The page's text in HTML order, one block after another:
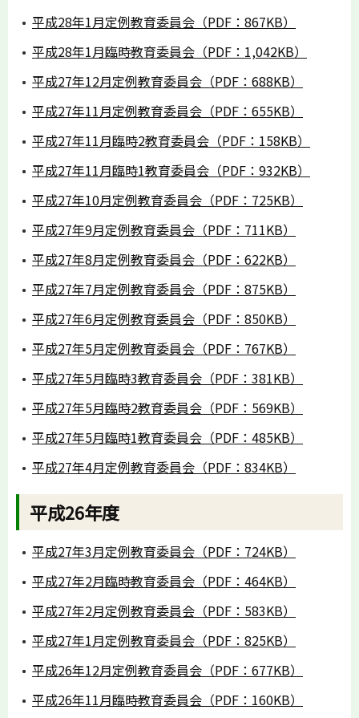
平成28年1月定例教育委員会（PDF：867KB）
平成28年1月臨時教育委員会（PDF：1,042KB）
平成27年12月定例教育委員会（PDF：688KB）
平成27年11月定例教育委員会（PDF：655KB）
平成27年11月臨時2教育委員会（PDF：158KB）
平成27年11月臨時1教育委員会（PDF：932KB）
平成27年10月定例教育委員会（PDF：725KB）
平成27年9月定例教育委員会（PDF：711KB）
平成27年8月定例教育委員会（PDF：622KB）
平成27年7月定例教育委員会（PDF：875KB）
平成27年6月定例教育委員会（PDF：850KB）
平成27年5月定例教育委員会（PDF：767KB）
平成27年5月臨時3教育委員会（PDF：381KB）
平成27年5月臨時2教育委員会（PDF：569KB）
平成27年5月臨時1教育委員会（PDF：485KB）
平成27年4月定例教育委員会（PDF：834KB）
平成26年度
平成27年3月定例教育委員会（PDF：724KB）
平成27年2月臨時教育委員会（PDF：464KB）
平成27年2月定例教育委員会（PDF：583KB）
平成27年1月定例教育委員会（PDF：825KB）
平成26年12月定例教育委員会（PDF：677KB）
平成26年11月臨時教育委員会（PDF：160KB）